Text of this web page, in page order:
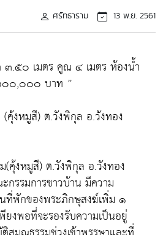
ศรัทธาราม 13 พ.ย. 2561
.๕๐ เมตร คูณ ๔ เมตร ห้องน้ำ
๐๐,๐๐๐ บาท ”
คุ้งหมูสี) ต.วังพิกุล อ.วังทอง
(คุ้งหมูสี) ต.วังพิกุล อ.วังทอง
รรมการชาวบ้าน มีความ
นที่พักของพระภิกษุสงฆ์เพิ่ม ๑
ยงพอที่จะรองรับความเป็นอยู่